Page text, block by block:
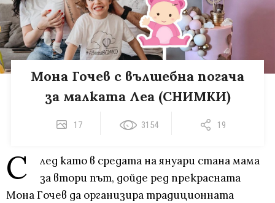
Мона Гочев с вълшебна погача
за малката Леа (СНИМКИ)
17 3154 19
С
лед като в средата на януари стана мама
за втори път, дойде ред прекрасната
Мона Гочев да организира традиционната